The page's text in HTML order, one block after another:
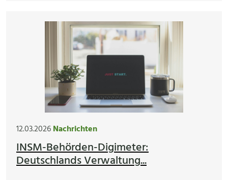
12.03.2026Nachrichten
INSM-Behörden-Digimeter:
Deutschlands Verwaltung...